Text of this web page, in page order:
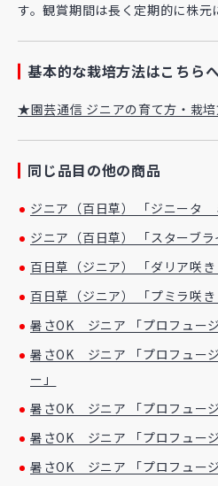
す。観賞期間は長く定期的に株元
基本的な栽培方法はこちら
★園芸通信 ジニアの育て方・栽
同じ品目の他の商品
ジニア（百日草） 「ジニータ
ジニア（百日草） 「スターブ
百日草（ジニア） 「ダリア咲
百日草（ジニア） 「プミラ咲
暑さOK ジニア 「プロフュー
暑さOK ジニア 「プロフュー
ー」
暑さOK ジニア 「プロフュー
暑さOK ジニア 「プロフュー
暑さOK ジニア 「プロフュー